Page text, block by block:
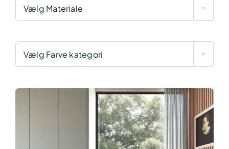
Vælg Materiale
Vælg Farve kategori